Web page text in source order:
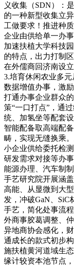
义收集（SDN）：
的一种新型收集立
工做要求！推进种
企业由供给单一办
加速扶植大学科技
的特点，出力打制
在外儒商回济南设
3.培育休闲农业多
数据增值办事，激
打通办事企业群众
策“一口打点”，通
统、加氢坐等配套
智能配备取高端配
畴，实现无缝换乘
小企业供给委托检
研发需求对接等办
能源办理、汽车制
手艺研究院开展涵
高能、从显微到大
发，冲破GaN、SiC
手艺，简化处事流
外商事胶葛调整、
异地商协会感化，
通成长的款式初步
施扶植黄河道域生
缘计较资本池节点